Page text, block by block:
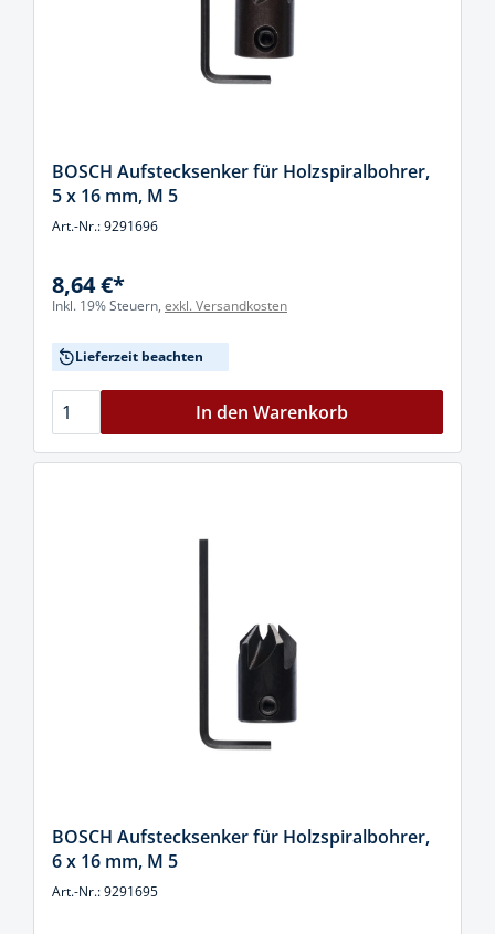
BOSCH Aufstecksenker für Holzspiralbohrer,
5 x 16 mm, M 5
Art.-Nr.: 9291696
8,64 €*
Inkl. 19% Steuern, exkl. Versandkosten
Lieferzeit beachten
In den Warenkorb
BOSCH Aufstecksenker für Holzspiralbohrer,
6 x 16 mm, M 5
Art.-Nr.: 9291695